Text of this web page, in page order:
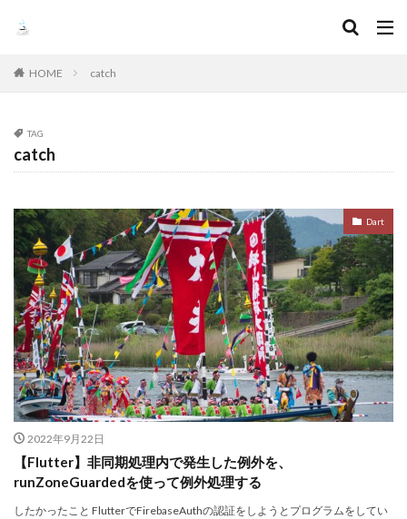
HOME catch
TAG
catch
Dart
2022年9月22日
【Flutter】非同期処理内で発生した例外を、
runZoneGuardedを使って例外処理する
したかったこと FlutterでFirebaseAuthの認証をしようとプログラムをしてい